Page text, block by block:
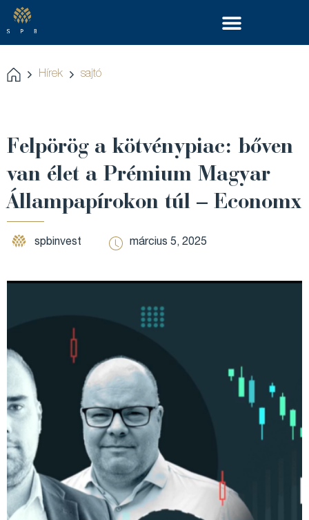
Hírek sajtó
Felpörög a kötvénypiac: bőven
van élet a Prémium Magyar
Állampapírokon túl – Economx
spbinvest március 5, 2025